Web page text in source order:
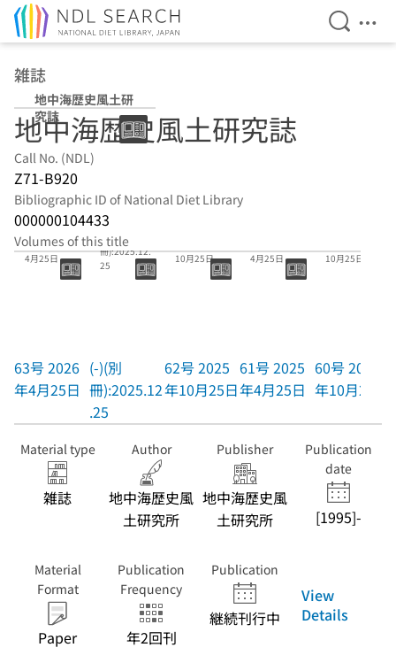
Open
雑誌
地中海歴史風土研
究誌
地中海歴史風土研究誌
Call No. (NDL)
Z71-B920
Bibliographic ID of National Diet Library
000000104433
Volumes of this title
63号 2026年
4月25日
63号 2026
年4月25日
(-)(別
冊):2025.12.
25
(-)(別
冊):2025.12
.25
10月25日
62号 2025
年10月25日
4月25日
61号 2025
年4月25日
10月25日
60号 2024
年10月25日
Material type
雑誌
Author
地中海歴史風
土研究所
Publisher
地中海歴史風
土研究所
Publication
date
[1995]-
Material
Format
Paper
Publication
Frequency
年2回刊
Publication
継続刊行中
View
Details